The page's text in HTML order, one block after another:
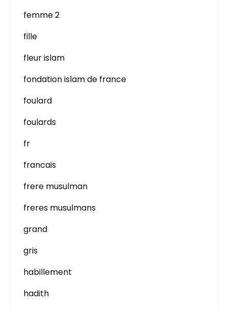
femme 2
fille
fleur islam
fondation islam de france
foulard
foulards
fr
francais
frere musulman
freres musulmans
grand
gris
habillement
hadith